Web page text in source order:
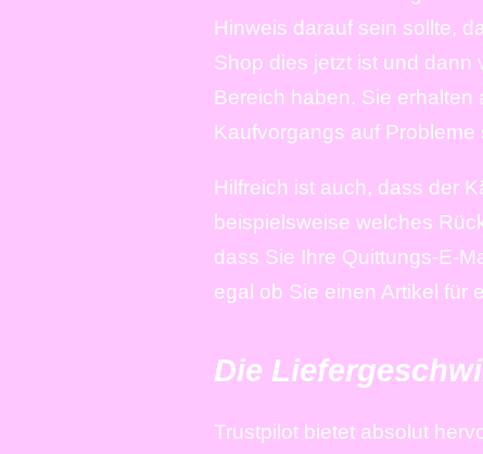
Hinweis darauf sein sollte,
Shop dies jetzt ist und dann
Bereich haben. Sie
Kaufvorgangs auf Probleme
Hilfreich ist auch, dass der
beispielsweise welches
dass Sie Ihre Quittungs-E-
egal ob Sie einen Artikel für
Die
Trustpilot bietet absolut